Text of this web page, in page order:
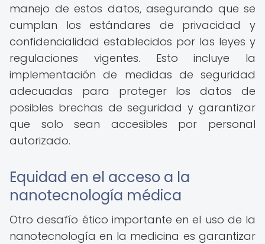
manejo de estos datos, asegurando que se
cumplan los estándares de privacidad y
confidencialidad establecidos por las leyes y
regulaciones vigentes. Esto incluye la
implementación de medidas de seguridad
adecuadas para proteger los datos de
posibles brechas de seguridad y garantizar
que solo sean accesibles por personal
autorizado.
Equidad en el acceso a la
nanotecnología médica
Otro desafío ético importante en el uso de la
nanotecnología en la medicina es garantizar